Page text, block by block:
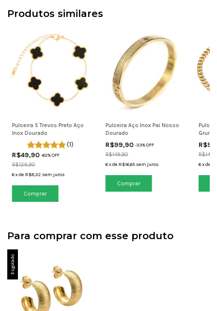
Produtos similares
Pulseira 5 Trevos Preto Aço
Inox Dourado
(1)
R$49,90-62% OFF
R$129,90
6xdeR$8,32 sem juros
Pulseira Aço Inox Pai Nosso
Dourado
R$99,90-33% OFF
R$149,90
6xdeR$16,65 sem juros
Comprar
6xde
Para comprar com esse produto
Esgotado